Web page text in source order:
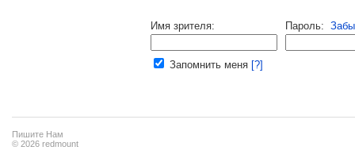
Имя зрителя: Пароль:
Запомнить меня [?]
Пишите Нам
© 2026 redmount